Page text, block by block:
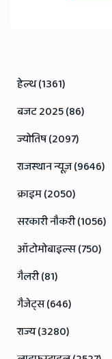
हेल्थ (1361)
बजट 2025 (86)
ज्योतिष (2097)
राजस्थान न्यूज़ (9646)
क्राइम (2050)
सरकारी नौकरी (1056)
ऑटोमोबाइल्स (750)
गैलरी (81)
गैजेट्स (646)
राज्य (3280)